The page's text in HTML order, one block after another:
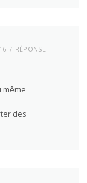
RÉPONSE
même
des